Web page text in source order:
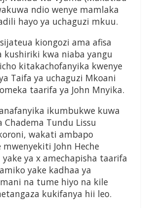
ndio wenye mamlaka
hayo ya uchaguzi mkuu.
kiongozi ama afisa
kushiriki kwa niaba yangu
kitakachofanyika kwenye
Taifa ya uchaguzi Mkoani
taarifa ya John Mnyika.
ikumbukwe kuwa
Chadema Tundu Lissu
wakati ambapo
John Heche
ya x amechapisha taarifa
yake kadhaa ya
na tume hiyo na kile
kukifanya hii leo.